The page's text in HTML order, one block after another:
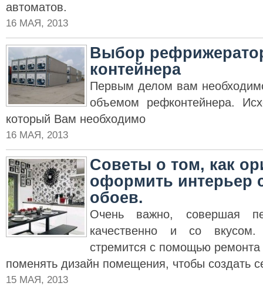
автоматов.
16 МАЯ, 2013
Выбор
контейнера
Первым делом вам
объемом рефконтейнера.
который Вам необходимо
16 МАЯ, 2013
Советы о том, как
оформить интерьер
обоев.
Очень важно, совершая
качественно и со
стремится с помощью
поменять дизайн помещения, чтобы создать
15 МАЯ, 2013